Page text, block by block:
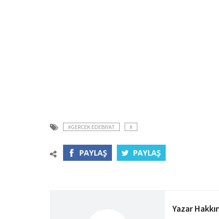
#GERCEK EDEBIYAT #
Yazar